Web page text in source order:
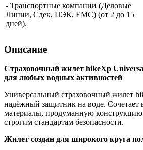
- Транспортные компании (Деловые
Линии, Сдек, ПЭК, ЕМС) (от 2 до 15
дней).
Описание
Страховочный жилет hikeXp
для любых водных активностей
Универсальный страховочный жилет
надёжный защитник на воде. Сочетает
материалы, продуманную конструкцию
строгим стандартам безопасности.
Жилет создан для широкого круга